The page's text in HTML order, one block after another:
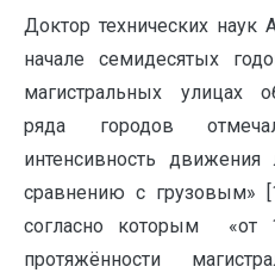
Доктор технических наук
начале семидесятых
магистральных улицах
ряда городов
интенсивность движения
сравнению с грузовым»
согласно которым
протяжённости